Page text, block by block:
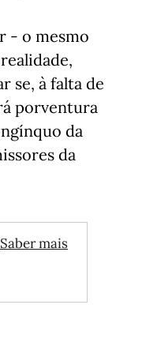
- o mesmo
se, à falta de
porventura
da
da
Saber mais